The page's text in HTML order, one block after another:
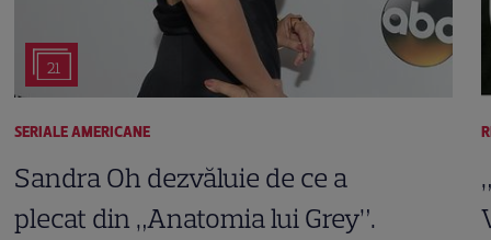
21
SERIALE AMERICANE
Sandra Oh dezvăluie de ce a
plecat din „Anatomia lui Grey”.